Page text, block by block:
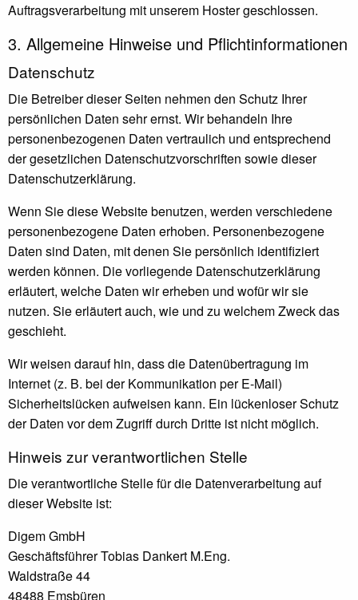
Auftragsverarbeitung mit unserem Hoster geschlossen.
3. Allgemeine Hinweise und Pflicht­informationen
Datenschutz
Die Betreiber dieser Seiten nehmen den Schutz Ihrer
persönlichen Daten sehr ernst. Wir behandeln Ihre
personenbezogenen Daten vertraulich und entsprechend
der gesetzlichen Datenschutzvorschriften sowie dieser
Datenschutzerklärung.
Wenn Sie diese Website benutzen, werden verschiedene
personenbezogene Daten erhoben. Personenbezogene
Daten sind Daten, mit denen Sie persönlich identifiziert
werden können. Die vorliegende Datenschutzerklärung
erläutert, welche Daten wir erheben und wofür wir sie
nutzen. Sie erläutert auch, wie und zu welchem Zweck das
geschieht.
Wir weisen darauf hin, dass die Datenübertragung im
Internet (z. B. bei der Kommunikation per E-Mail)
Sicherheitslücken aufweisen kann. Ein lückenloser Schutz
der Daten vor dem Zugriff durch Dritte ist nicht möglich.
Hinweis zur verantwortlichen Stelle
Die verantwortliche Stelle für die Datenverarbeitung auf
dieser Website ist:
Digem GmbH
Geschäftsführer Tobias Dankert M.Eng.
Waldstraße 44
48488 Emsbüren